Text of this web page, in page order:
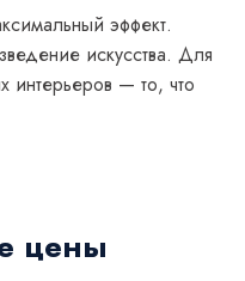
эффект.
искусства. Для
интерьеров — то, что
цены